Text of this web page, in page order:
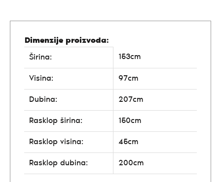
Dimenzije proizvoda:
Širina:
153cm
Visina: 97cm
Dubina: 207cm
Rasklop širina: 150cm
Rasklop visina: 45cm
Rasklop dubina: 200cm